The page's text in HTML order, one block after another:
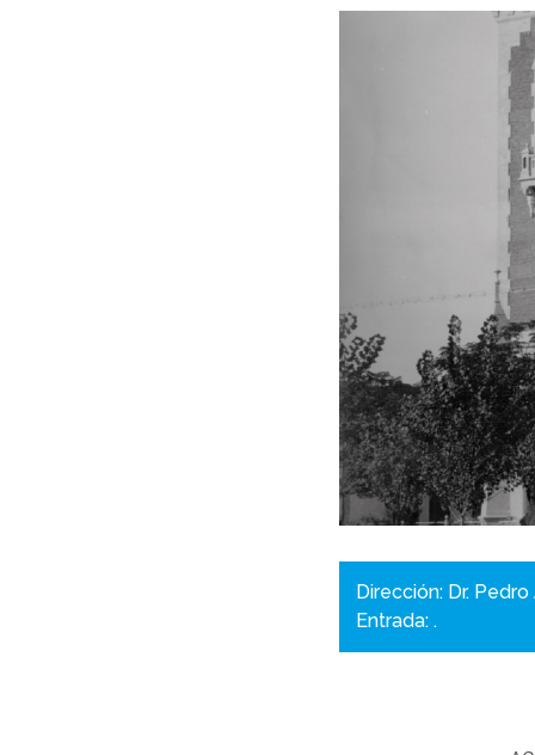
Dirección: Dr.
Entrada: .